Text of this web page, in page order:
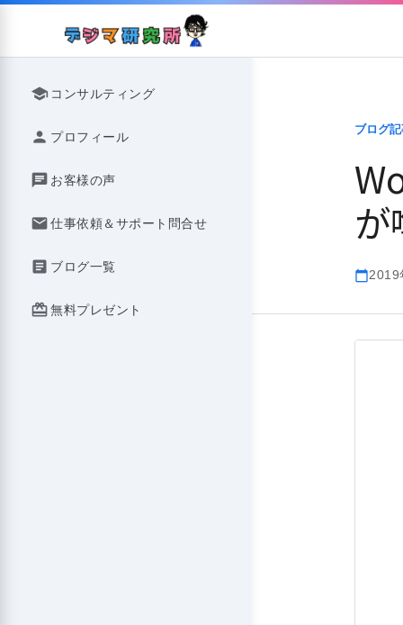
Skip
school コンサルティング
person プロフィール
chat お客様の声
mail仕事依頼＆サポート問合せ
article ブログ一覧
redeem無料プレゼント
ブログ
calendar_today2019